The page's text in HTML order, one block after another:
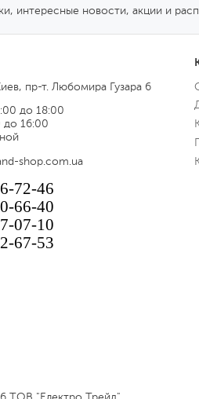
интересные новости, акции и
пр-т. Любомира Гузара 6
до 18:00
до 16:00
shop.com.ua
72-46
66-40
07-10
67-53